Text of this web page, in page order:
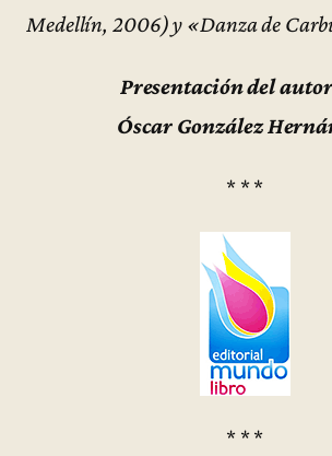
Medellín, 2006) y «Danza de
Presentación del
Óscar González
* * *
* * *